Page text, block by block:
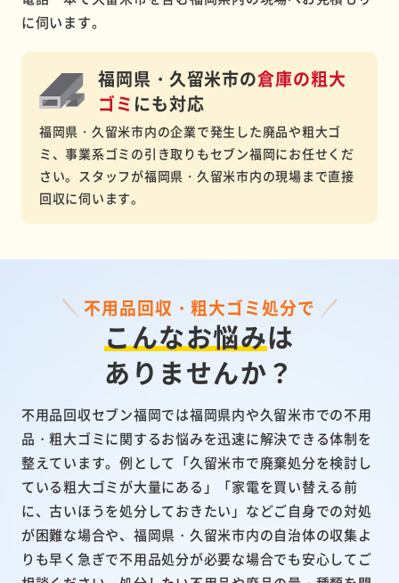
に伺います。
福岡県・久留米市の倉庫の粗大
ゴミ にも対応
福岡県・久留米市内の企業で発生した廃品や粗大ゴ
ミ、事業系ゴミの引き取りもセブン福岡にお任せくだ
さい。スタッフが福岡県・久留米市内の現場まで直接
回収に伺います。
不用品回収・粗大ゴミ処分で
こんなお悩みは
ありませんか？
不用品回収セブン福岡では福岡県内や久留米市での不用
品・粗大ゴミに関するお悩みを迅速に解決できる体制を
整えています。例として「久留米市で廃棄処分を検討し
ている粗大ゴミが大量にある」「家電を買い替える前
に、古いほうを処分しておきたい」などご自身での対処
が困難な場合や、福岡県・久留米市内の自治体の収集よ
りも早く急ぎで不用品処分が必要な場合でも安心してご